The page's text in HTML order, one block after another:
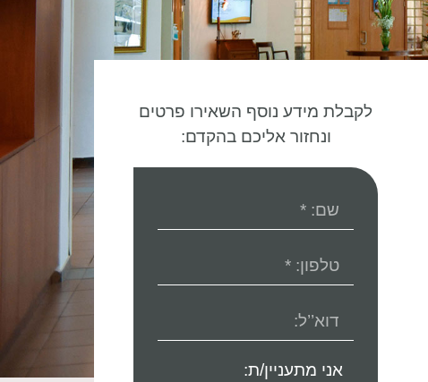
לקבלת מידע נוסף השאירו פרטים
ונחזור אליכם בהקדם:
אני מתעניין/ת: